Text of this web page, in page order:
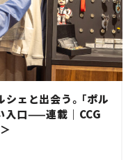
ェと出会う。「ポル
入口——連載｜CCG